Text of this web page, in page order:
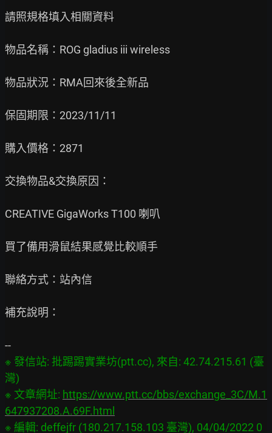
請照規格填入相關資料
物品名稱：ROG gladius iii wireless
物品狀況：RMA回來後全新品
保固期限：2023/11/11
購入價格：2871
交換物品&交換原因：
CREATIVE GigaWorks T100 喇叭
買了備用滑鼠結果感覺比較順手
聯絡方式：站內信
補充說明：
※ 發信站: 批踢踢實業坊(ptt.cc), 來自: 42.74.215.61 (臺
灣)
※ 文章網址: https://www.ptt.cc/bbs/exchange_3C/M.1
647937208.A.69F.html
※ 編輯: deffejfr (180.217.158.103 臺灣), 04/04/2022 0